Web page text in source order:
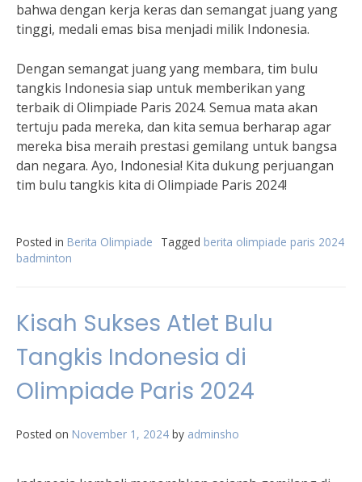
bahwa dengan kerja keras dan semangat juang yang
tinggi, medali emas bisa menjadi milik Indonesia.
Dengan semangat juang yang membara, tim bulu
tangkis Indonesia siap untuk memberikan yang
terbaik di Olimpiade Paris 2024. Semua mata akan
tertuju pada mereka, dan kita semua berharap agar
mereka bisa meraih prestasi gemilang untuk bangsa
dan negara. Ayo, Indonesia! Kita dukung perjuangan
tim bulu tangkis kita di Olimpiade Paris 2024!
Posted in Berita Olimpiade Tagged berita olimpiade paris 2024
badminton
Kisah Sukses Atlet Bulu
Tangkis Indonesia di
Olimpiade Paris 2024
Posted on November 1, 2024 by adminsho